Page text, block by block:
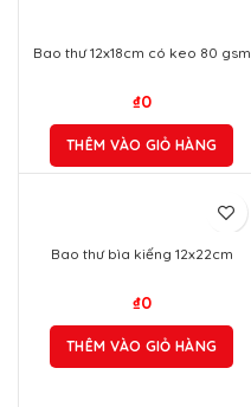
Bao thư 12x18cm có keo 80 gsm
₫0
THÊM VÀO GIỎ HÀNG
Bao thư bìa kiếng 12x22cm
₫0
THÊM VÀO GIỎ HÀNG